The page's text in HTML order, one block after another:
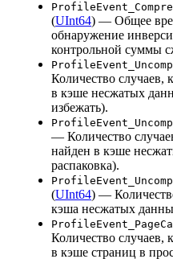
(UInt64) — Общее
обнаружение
контрольной суммы
Количество случаев,
в кэше несжатых
избежать).
— Количество
найден в кэше
распаковка).
(UInt64) —
кэша несжатых
Количество случаев,
в кэше страниц в